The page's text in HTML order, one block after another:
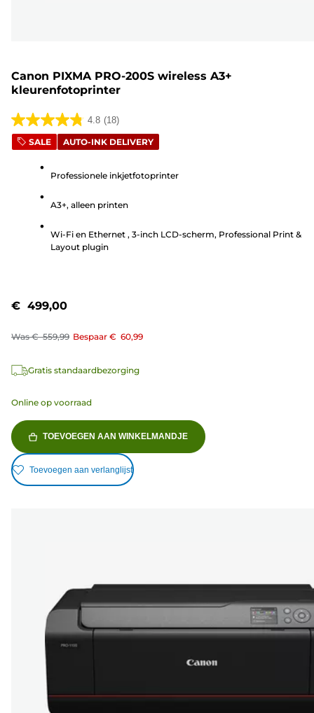
Canon PIXMA PRO-200S wireless A3+
kleurenfotoprinter
4.8 (18)
4.8
van
sterren.
beoordelingen
SALE AUTO-INK DELIVERY
Professionele inkjetfotoprinter
A3+, alleen printen
Wi-Fi en Ethernet , 3-inch LCD-scherm, Professional Print &
Layout plugin
€ 499,00
Was€ 559,99 Bespaar € 60,99
Gratis standaardbezorging
Online op voorraad
TOEVOEGEN AAN WINKELMANDJE
Toevoegen aan verlanglijst